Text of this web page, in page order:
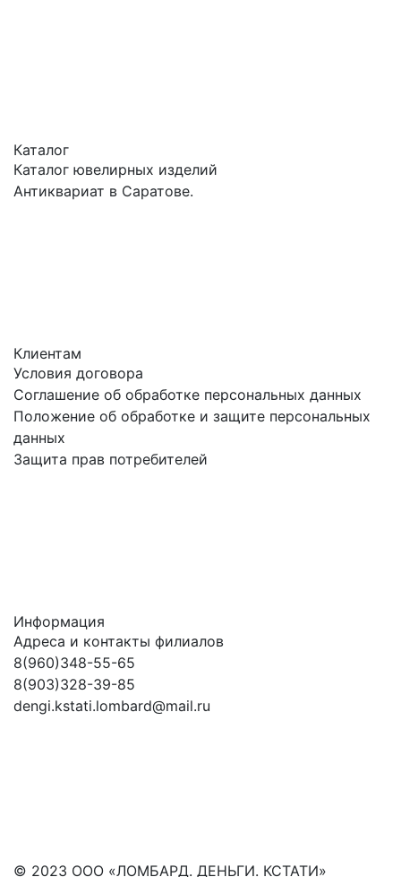
Каталог
Каталог ювелирных изделий
Антиквариат в Саратове.
Клиентам
Условия договора
Соглашение об обработке персональных данных
Положение об обработке и защите персональных
данных
Защита прав потребителей
Информация
Адреса и контакты филиалов
8(960)348-55-65
8(903)328-39-85
dengi.kstati.lombard@mail.ru
© 2023 ООО «ЛОМБАРД. ДЕНЬГИ. КСТАТИ»